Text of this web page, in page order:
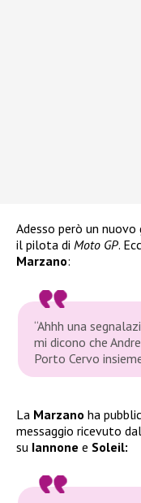
Adesso però un
il pilota di Moto GP.
Marzano:
“Ahhh una
mi dicono che
Porto Cervo
La Marzano ha
messaggio ricevuto
su Iannone e Soleil: